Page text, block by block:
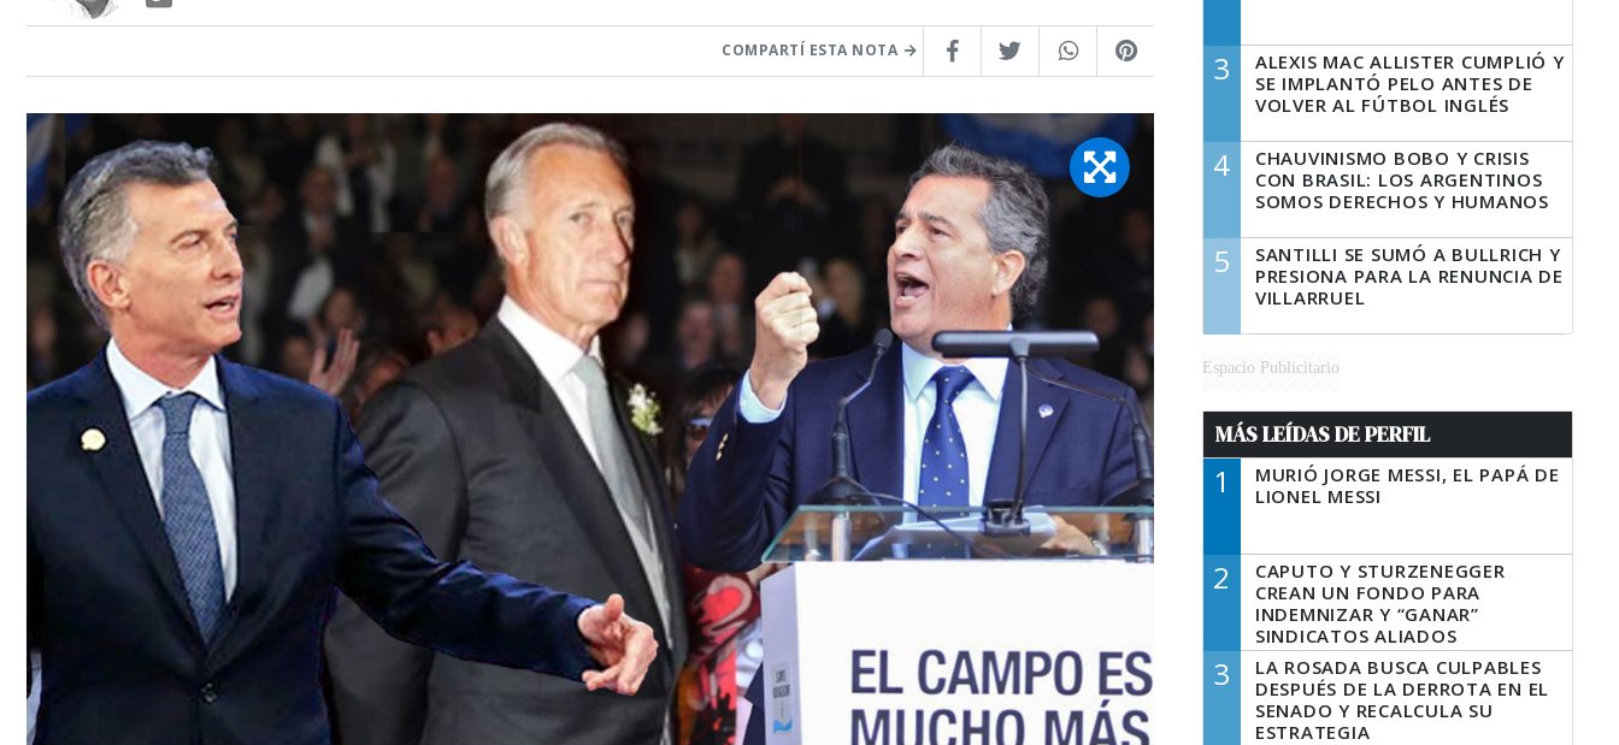
COMPARTÍ ESTA NOTA 3
ALEXIS MAC ALLISTER CUMPLIÓ Y
SE IMPLANTÓ PELO ANTES DE
VOLVER AL FÚTBOL INGLÉS
4
CHAUVINISMO BOBO Y CRISIS
CON BRASIL: LOS ARGENTINOS
SOMOS DERECHOS Y HUMANOS
5
SANTILLI SE SUMÓ A BULLRICH Y
PRESIONA PARA LA RENUNCIA DE
VILLARRUEL
Espacio Publicitario
MÁS LEÍDAS DE PERFIL
1
MURIÓ JORGE MESSI, EL PAPÁ DE
LIONEL MESSI
2
CAPUTO Y STURZENEGGER
CREAN UN FONDO PARA
INDEMNIZAR Y “GANAR”
SINDICATOS ALIADOS
3
LA ROSADA BUSCA CULPABLES
DESPUÉS DE LA DERROTA EN EL
SENADO Y RECALCULA SU
ESTRATEGIA